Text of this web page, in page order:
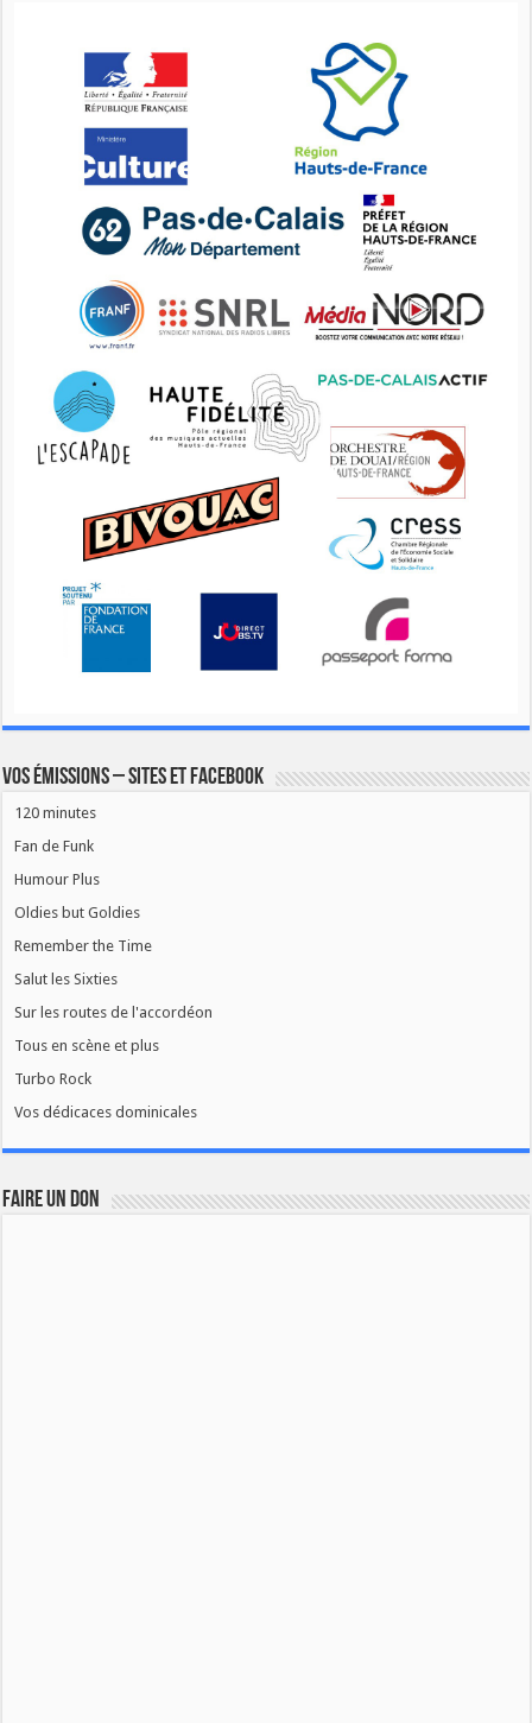
Vos émissions – Sites et Facebook
120 minutes
Fan de Funk
Humour Plus
Oldies but Goldies
Remember the Time
Salut les Sixties
Sur les routes de l'accordéon
Tous en scène et plus
Turbo Rock
Vos dédicaces dominicales
FAIRE UN DON